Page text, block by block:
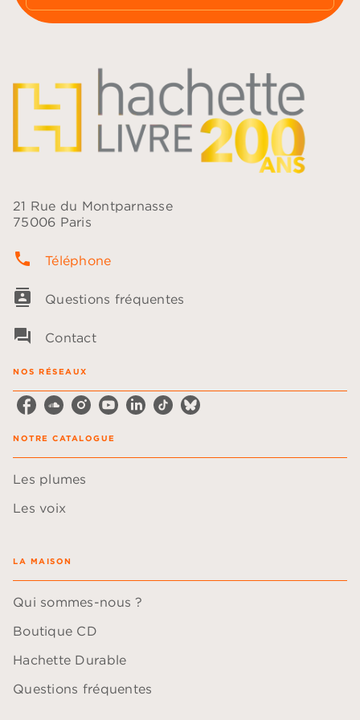
21 Rue du Montparnasse
75006 Paris
phone Téléphone
contacts Questions fréquentes
question_answer Contact
NOS RÉSEAUX
NOTRE CATALOGUE
Les plumes
Les voix
LA MAISON
Qui sommes-nous ?
Boutique CD
Hachette Durable
Questions fréquentes